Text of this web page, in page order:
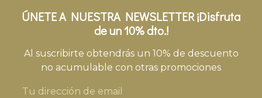
ÚNETE A NUESTRA NEWSLETTER ¡Disfruta
de un 10% dto.!
Al suscribirte obtendrás un 10% de descuento
no acumulable con otras promociones